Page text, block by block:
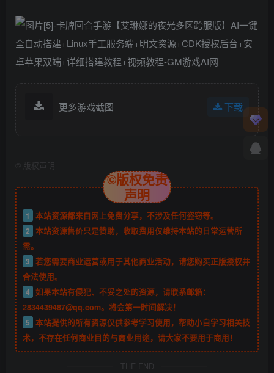
更多游戏截图 下载
版权声明
©版权免责
声明
1
本站资源都来自网上免费分享，不涉及任何盗窃等。
2 本站资源售价只是赞助，收取费用仅维持本站的日常运营所
需。
3 若您需要商业运营或用于其他商业活动，请您购买正版授权并
合法使用。
4 如果本站有侵犯、不妥之处的资源，请联系邮箱：
2834439487@qq.com。将会第一时间解决！
5 本站提供的所有资源仅供参考学习使用，帮助小白学习相关技
术，不存在任何商业目的与商业用途，请大家不要用于商用！
THE END